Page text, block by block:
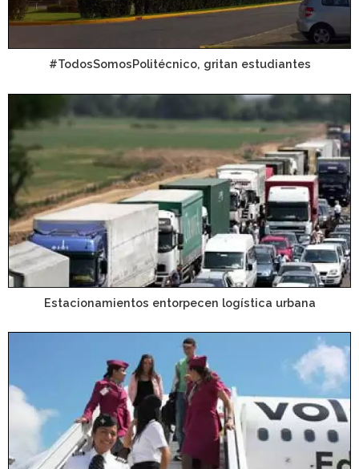
#TodosSomosPolitécnico, gritan estudiantes
Estacionamientos entorpecen logística urbana